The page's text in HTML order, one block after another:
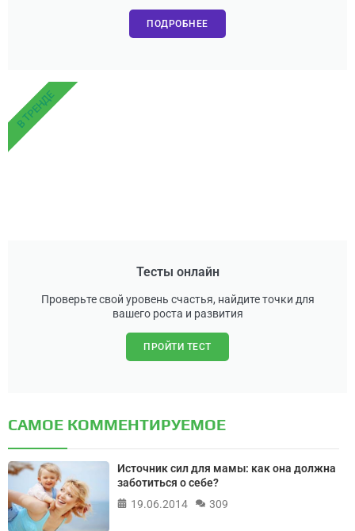
ПОДРОБНЕЕ
Тесты онлайн
Проверьте свой уровень счастья, найдите точки для
вашего роста и развития
ПРОЙТИ ТЕСТ
В ТРЕНДЕ
САМОЕ КОММЕНТИРУЕМОЕ
Источник сил для мамы: как она должна
заботиться о себе?
19.06.2014
309